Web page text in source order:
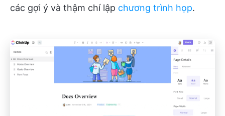
các gợi ý và thậm chí lập chương trình họp.